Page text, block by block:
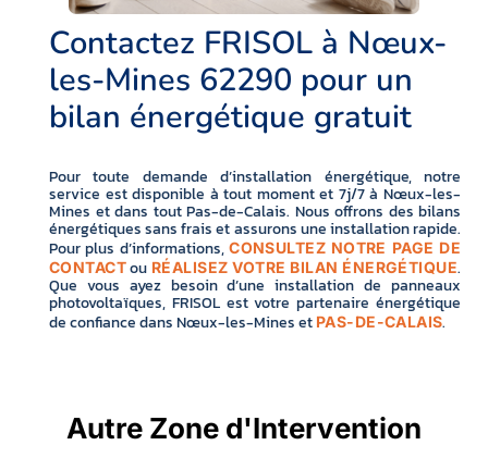
Contactez FRISOL à Nœux-
les-Mines 62290 pour un
bilan énergétique gratuit
Pour toute demande d’installation énergétique, notre
service est disponible à tout moment et 7j/7 à Nœux-les-
Mines et dans tout Pas-de-Calais. Nous offrons des bilans
énergétiques sans frais et assurons une installation rapide.
Pour plus d’informations,CONSULTEZ NOTRE PAGE DE
CONTACTou RÉALISEZ VOTRE BILAN ÉNERGÉTIQUE.
Que vous ayez besoin d’une installation de panneaux
photovoltaïques, FRISOL est votre partenaire énergétique
de confiance dans Nœux-les-Mines et PAS-DE-CALAIS.
Autre Zone d'Intervention